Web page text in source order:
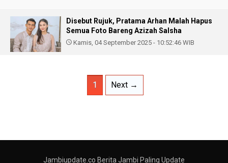
Disebut Rujuk, Pratama Arhan Malah Hapus
Semua Foto Bareng Azizah Salsha
Kamis, 04 September 2025 - 10:52:46 WIB
1 Next →
Jambiupdate.co Berita Jambi Paling Update